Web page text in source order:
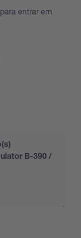
entrar em